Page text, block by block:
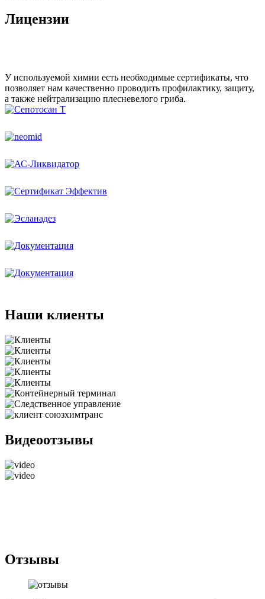
Лицензии
У используемой химии есть необходимые сертификаты, что
позволяет нам качественно проводить профилактику, защиту,
а также нейтрализацию плесневелого гриба.
Наши клиенты
Видеоотзывы
Отзывы